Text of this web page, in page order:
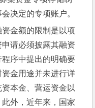
决定的专项账户。
金额的限制是以项
请必须披露其融资
序中提出的明确要
金用途并未进行详
本金、营运资金以
外，近年来，国家